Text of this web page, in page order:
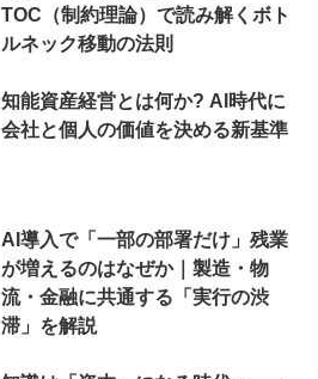
TOC（制約理論）で読み解くボト
ルネック移動の法則
知能資産経営とは何か? AI時代に
会社と個人の価値を決める新基準
AI導入で「一部の部署だけ」残業
が増えるのはなぜか｜製造・物
流・金融に共通する「実行の渋
滞」を解説